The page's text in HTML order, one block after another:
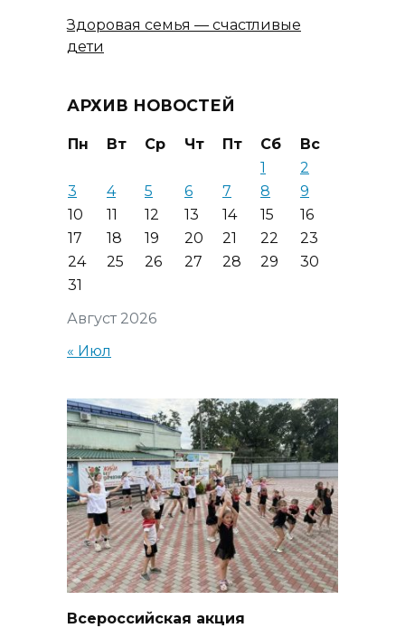
Здоровая семья — счастливые
дети
АРХИВ НОВОСТЕЙ
Август 2026
Пн Вт Ср Чт Пт Сб
Вс
1
2
3
4 5 6 7 8
9
10
11 12 13 14 15
16
17
18 19 20 21 22
23
24
25 26 27 28 29
30
31
« Июл
Всероссийская акция